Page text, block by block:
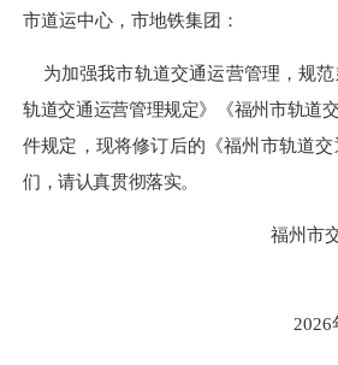
市道运中心，市地铁集团 ：
为加强我市轨道交通运营管理，规
轨道交通运营管理规定》《福州市轨道
件规定， 现将修订后的《福州市轨道
们，请认真贯彻落实。
福州市
2026